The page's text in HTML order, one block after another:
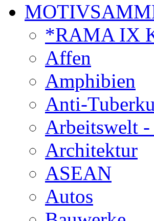
*RAMA IX
Affen
Amphibien
Anti-
Arbeitswelt -
Architektur
ASEAN
Autos